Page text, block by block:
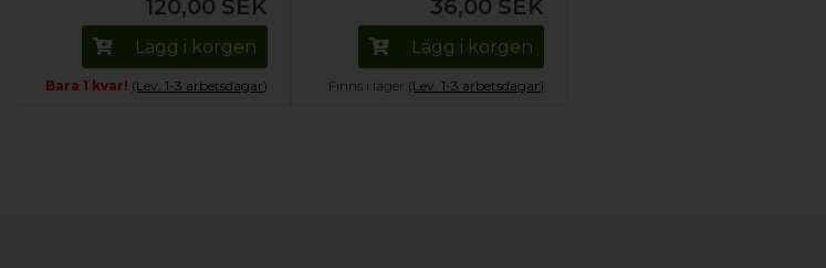
120,00 SEK
Lägg i korgen
Bara 1 kvar! (Lev. 1-3 arbetsdagar)
36,00 SEK
Lägg i korgen
Finns i lager (Lev. 1-3 arbetsdagar)